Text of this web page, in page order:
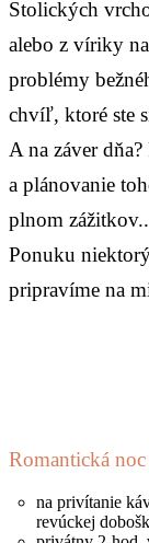
Stolických
alebo z víriky na
problémy
chvíľ, ktoré ste
A na záver
a plánovanie
plnom
Ponuku
pripravíme na
Romantická
na privítanie
revúckej